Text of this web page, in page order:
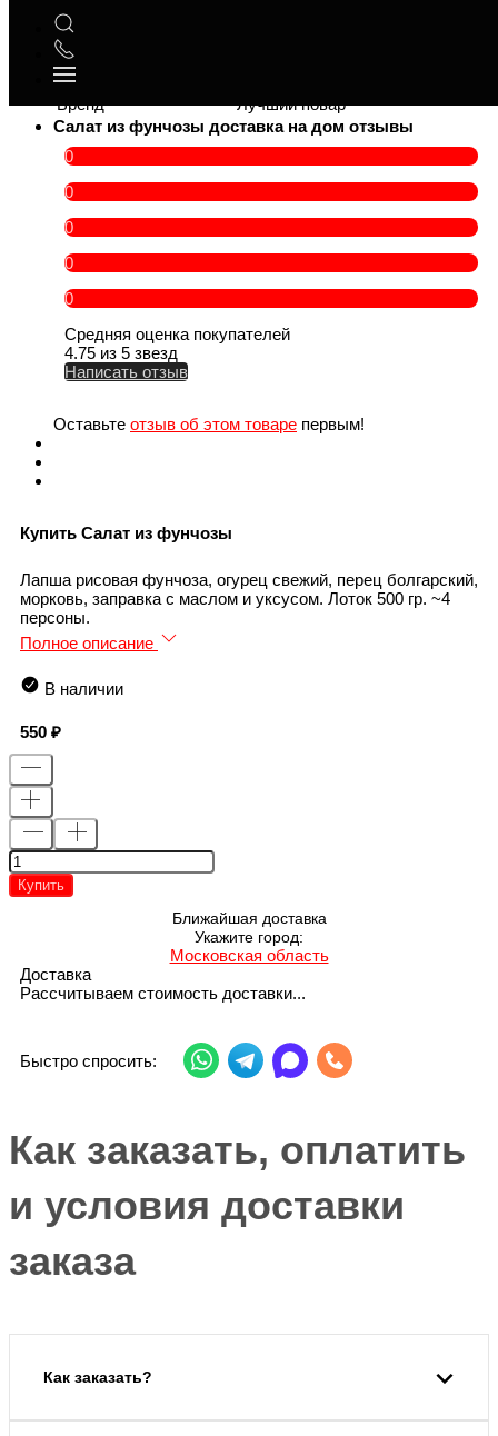
В составе есть
Категория товара
Персон
Вес
Бренд
Лучший повар
Салат из фунчозы доставка на дом отзывы
0
0
0
0
0
Средняя оценка покупателей
4.75 из 5 звезд
Написать отзыв
Оставьте отзыв об этом товаре первым!
Купить Салат из фунчозы
Лапша рисовая фунчоза, огурец свежий, перец болгарский,
морковь, заправка с маслом и уксусом. Лоток 500 гр. ~4
персоны.
Полное описание
В наличии
550
Купить
Ближайшая доставка
Укажите город:
Московская область
Доставка
Рассчитываем стоимость доставки...
Быстро спросить:
Как заказать, оплатить
и условия доставки
заказа
Как заказать?